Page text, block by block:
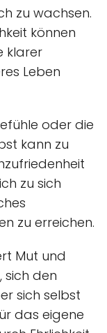
zu wachsen.
können
klarer
Leben
oder die
kann zu
zu sich
zu erreichen.
Mut und
sich den
sich selbst
das eigene